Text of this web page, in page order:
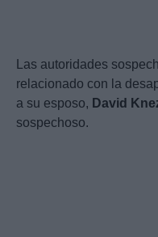
Las autoridades
relacionado con la
a su esposo, David
sospechoso.